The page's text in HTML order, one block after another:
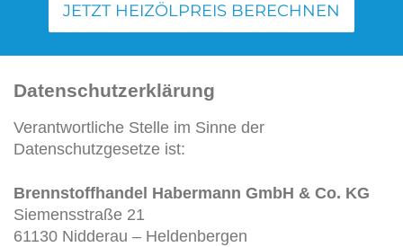
JETZT HEIZÖLPREIS BERECHNEN
Datenschutzerklärung
Verantwortliche Stelle im Sinne der
Datenschutzgesetze ist:
Brennstoffhandel Habermann GmbH & Co. KG
Siemensstraße 21
61130 Nidderau – Heldenbergen